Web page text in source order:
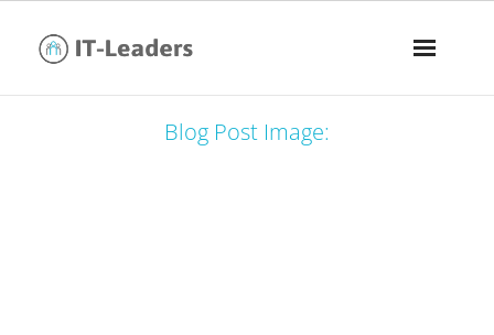
Blog Post Image: